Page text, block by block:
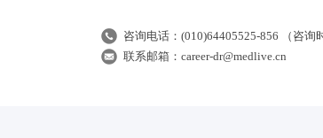
咨询电话：(010)64405525-856 （咨询
联系邮箱：career-dr@medlive.cn